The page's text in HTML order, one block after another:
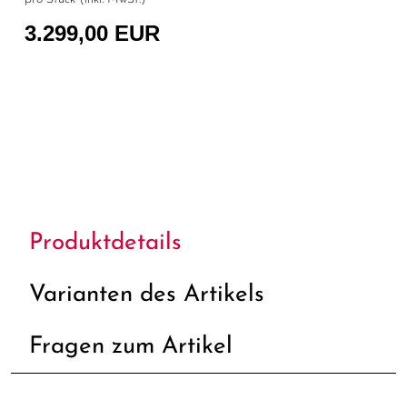
3.299,00 EUR
Produktdetails
Varianten des Artikels
Fragen zum Artikel